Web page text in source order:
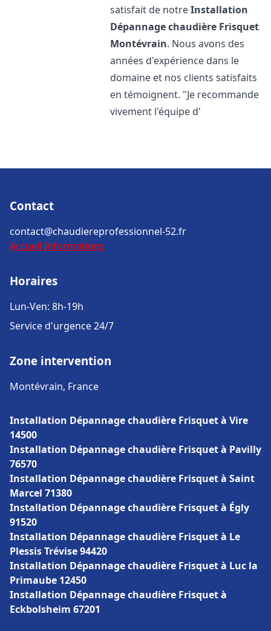
satisfait de notreInstallation
Dépannage chaudière Frisquet
Montévrain. Nous avons des
années d'expérience dans le
domaine et nos clients satisfaits
en témoignent. "Je recommande
vivement l'équipe d'
Contact
contact@chaudiereprofessionnel-52.fr
Accueil Informations
Horaires
Lun-Ven: 8h-19h
Service d'urgence 24/7
Zone intervention
Montévrain, France
Installation Dépannage chaudière Frisquet à Vire
14500
Installation Dépannage chaudière Frisquet à Pavilly
76570
Installation Dépannage chaudière Frisquet à Saint
Marcel 71380
Installation Dépannage chaudière Frisquet à Égly
91520
Installation Dépannage chaudière Frisquet à Le
Plessis Trévise 94420
Installation Dépannage chaudière Frisquet à Luc la
Primaube 12450
Installation Dépannage chaudière Frisquet à
Eckbolsheim 67201